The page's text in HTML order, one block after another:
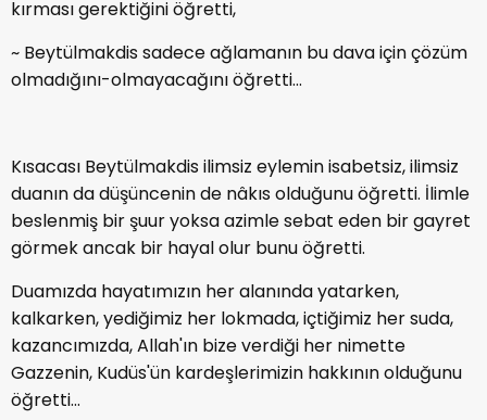
kırması gerektiğini öğretti,
~ Beytülmakdis sadece ağlamanın bu dava için çözüm
olmadığını-olmayacağını öğretti...
Kısacası Beytülmakdis ilimsiz eylemin isabetsiz, ilimsiz
duanın da düşüncenin de nâkıs olduğunu öğretti. İlimle
beslenmiş bir şuur yoksa azimle sebat eden bir gayret
görmek ancak bir hayal olur bunu öğretti.
Duamızda hayatımızın her alanında yatarken,
kalkarken, yediğimiz her lokmada, içtiğimiz her suda,
kazancımızda, Allah'ın bize verdiği her nimette
Gazzenin, Kudüs'ün kardeşlerimizin hakkının olduğunu
öğretti...